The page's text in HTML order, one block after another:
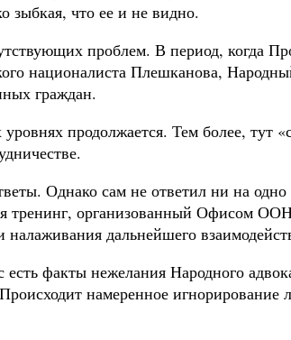
зыбкая, что ее и не видно.
проблем. В период, когда
националиста Плешканова,
граждан.
продолжается. Тем более, тут
Однако сам не ответил ни на
тренинг, организованный Офисом
дальнейшего
факты нежелания Народного
намеренное игнорирование